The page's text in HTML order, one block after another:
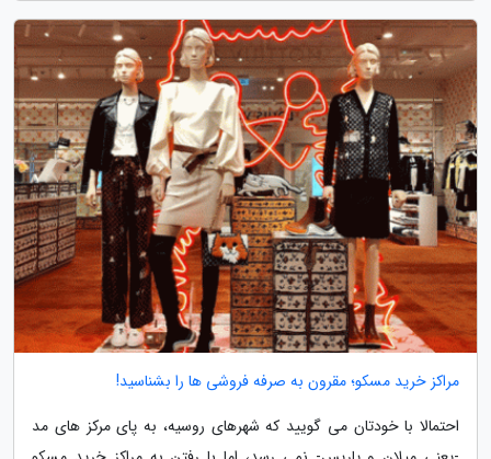
مراکز خرید مسکو؛ مقرون به صرفه فروشی ها را بشناسید!
احتمالا با خودتان می گویید که شهرهای روسیه، به پای مرکز های مد